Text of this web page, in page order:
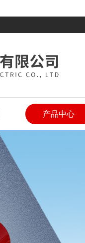
产品中心